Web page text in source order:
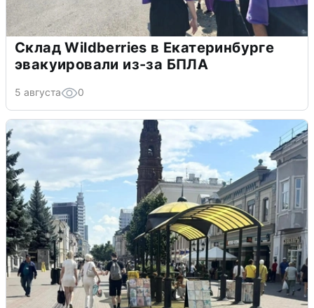
Склад Wildberries в Екатеринбурге
эвакуировали из-за БПЛА
5 августа 0